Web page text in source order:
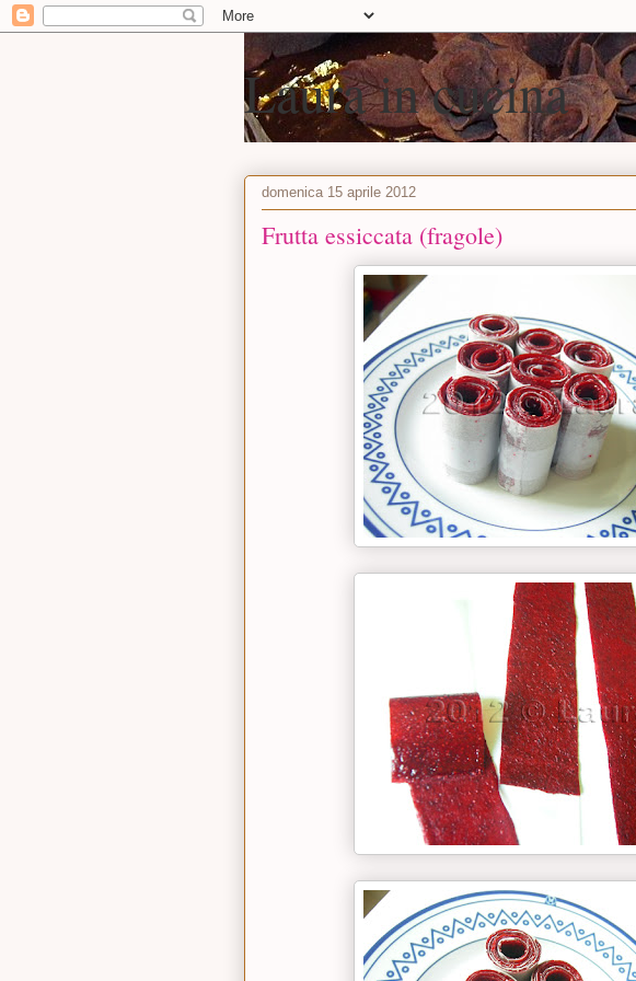
Laura in cucina
domenica 15 aprile 2012
Frutta essiccata (fragole)